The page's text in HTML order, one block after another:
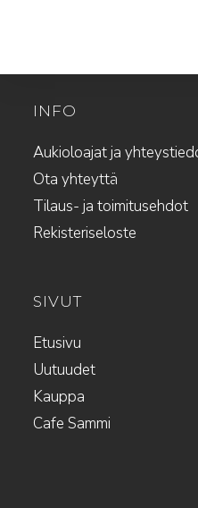
INFO
Aukioloajat ja
Ota yhteyttä
Tilaus- ja toimitusehdot
Rekisteriseloste
SIVUT
Etusivu
Uutuudet
Kauppa
Cafe Sammi